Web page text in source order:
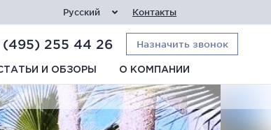
Русский Контакты
(495) 255 44 26 Назначить звонок
И ОБЗОРЫ О КОМПАНИИ